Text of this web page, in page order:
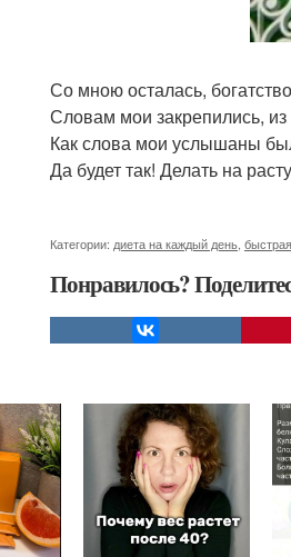
Со мною осталась,
Словам мои закрепились,
Как слова мои услышаны
Да будет так! Делать на
Категории: диета на каждый день
Понравилось?